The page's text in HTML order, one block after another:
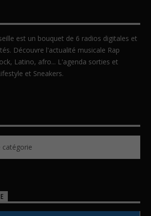
est un bouquet de 6 radios digitales et
Découvre l'actualité musicale Rap
Latino, afro... L'agenda sorties et
et Sneakers.